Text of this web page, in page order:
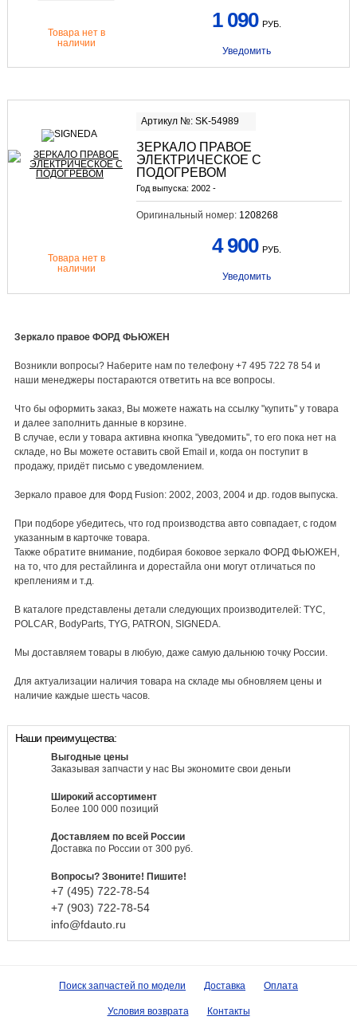
Товара нет в
наличии
1 090 РУБ.
Уведомить
Артикул №: SK-54989
ЗЕРКАЛО ПРАВОЕ
ЭЛЕКТРИЧЕСКОЕ С
ПОДОГРЕВОМ
Год выпуска: 2002 -
Оригинальный номер: 1208268
Товара нет в
наличии
4 900 РУБ.
Уведомить
Зеркало правое ФОРД ФЬЮЖЕН
Возникли вопросы? Наберите нам по телефону +7 495 722 78 54 и
наши менеджеры постараются ответить на все вопросы.
Что бы оформить заказ, Вы можете нажать на ссылку "купить" у товара
и далее заполнить данные в корзине.
В случае, если у товара активна кнопка "уведомить", то его пока нет на
складе, но Вы можете оставить свой Email и, когда он поступит в
продажу, придёт письмо с уведомлением.
Зеркало правое для Форд Fusion: 2002, 2003, 2004 и др. годов выпуска.
При подборе убедитесь, что год производства авто совпадает, с годом
указанным в карточке товара.
Также обратите внимание, подбирая боковое зеркало ФОРД ФЬЮЖЕН,
на то, что для рестайлинга и дорестайла они могут отличаться по
креплениям и т.д.
В каталоге представлены детали следующих производителей: TYC,
POLCAR, BodyParts, TYG, PATRON, SIGNEDA.
Мы доставляем товары в любую, даже самую дальнюю точку России.
Для актуализации наличия товара на складе мы обновляем цены и
наличие каждые шесть часов.
Наши преимущества:
Выгодные цены
Заказывая запчасти у нас Вы экономите свои деньги
Широкий ассортимент
Более 100 000 позиций
Доставляем по всей России
Доставка по России от 300 руб.
Вопросы? Звоните! Пишите!
+7 (495) 722-78-54
+7 (903) 722-78-54
info@fdauto.ru
Поиск запчастей по модели Доставка Оплата
Условия возврата Контакты